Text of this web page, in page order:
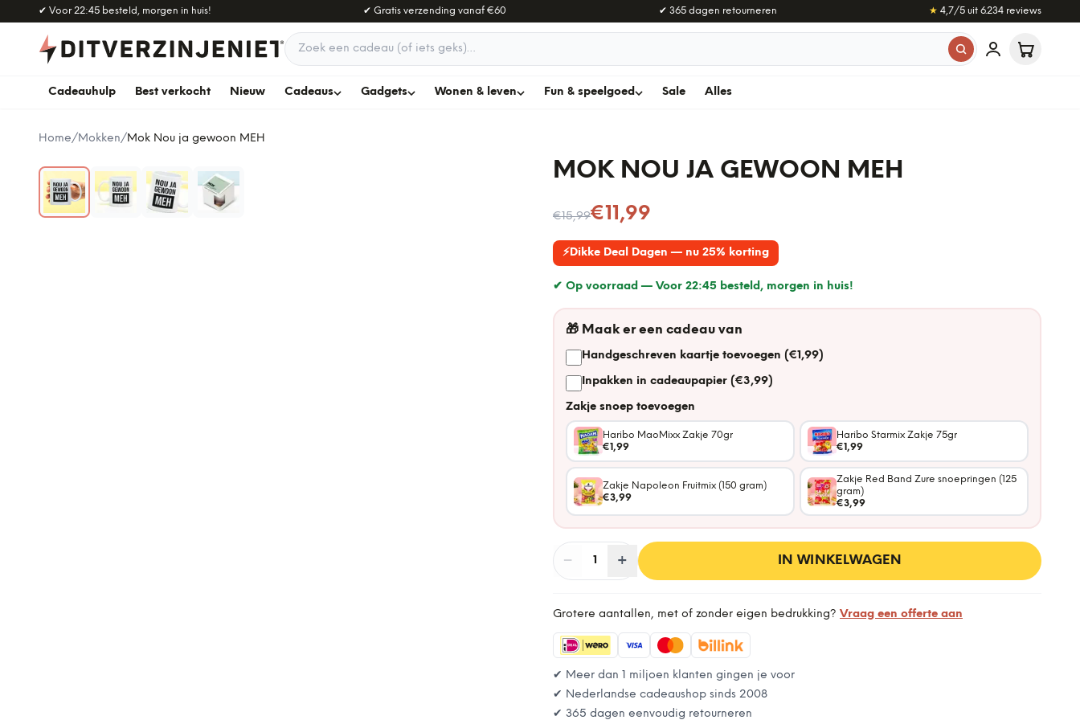
Naar hoofdinhoud
✔ Voor 22:45 besteld, morgen in huis! ✔ Gratis verzending vanaf€60 ✔ 365 dagen retourneren ★ 4,7/5 uit 6.234reviews
Zoek een cadeau
Cadeauhulp Best verkocht Nieuw Cadeaus Gadgets Wonen & leven Fun & speelgoed Sale Alles
Home/Mokken/Mok Nou ja gewoon MEH
MOK NOU JA GEWOON MEH
€15,99
Nu voor
€11,99
⚡Dikke Deal Dagen — nu 25% korting
✔ Op voorraad — Voor 22:45 besteld, morgen in huis!
🎁 Maak er een cadeau van
Handgeschreven kaartje toevoegen (€1,99)
Inpakken in cadeaupapier (€3,99)
Zakje snoep toevoegen
Haribo MaoMixx Zakje 70gr
€1,99
Haribo Starmix Zakje 75gr
€1,99
Zakje Napoleon Fruitmix (150 gram)
€3,99
Zakje Red Band Zure snoepringen (125
gram)
€3,99
− Aantal
1 + IN WINKELWAGEN
Grotere aantallen, met of zonder eigen bedrukking? Vraag een offerte aan
✔ Meer dan 1 miljoen klanten gingen je voor
✔ Nederlandse cadeaushop sinds 2008
✔ 365 dagen eenvoudig retourneren